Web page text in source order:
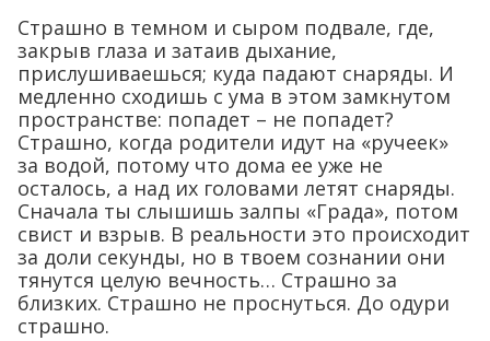
Страшно в темном и сыром подвале, где,
закрыв глаза и затаив дыхание,
прислушиваешься; куда падают снаряды. И
медленно сходишь с ума в этом замкнутом
пространстве: попадет – не попадет?
Страшно, когда родители идут на «ручеек»
за водой, потому что дома ее уже не
осталось, а над их головами летят снаряды.
Сначала ты слышишь залпы «Града», потом
свист и взрыв. В реальности это происходит
за доли секунды, но в твоем сознании они
тянутся целую вечность… Страшно за
близких. Страшно не проснуться. До одури
страшно.